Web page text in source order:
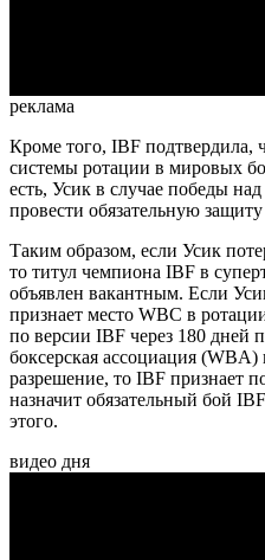
реклама
Кроме того, IBF подтвердила,
системы ротации в мировых
есть, Усик в случае победы
провести обязательную
Таким образом, если Усик
то титул чемпиона IBF в
объявлен вакантным. Если
признает место WBC в
по версии IBF через 180 дней
боксерская ассоциация (WBA)
разрешение, то IBF признает
назначит обязательный бой
этого.
видео дня